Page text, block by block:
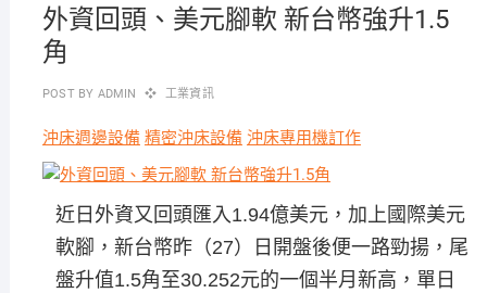
外資回頭、美元腳軟 新台幣強升1.5
角
POST BY ADMIN 工業資訊
沖床週邊設備 精密沖床設備 沖床專用機訂作
近日外資又回頭匯入1.94億美元，加上國際美元
軟腳，新台幣昨（27）日開盤後便一路勁揚，尾
盤升值1.5角至30.252元的一個半月新高，單日